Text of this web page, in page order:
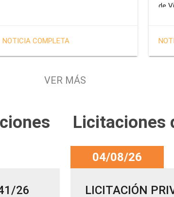
NOTICIA COMPLETA
de
VER MÁS
26
Licitaciones
04/08/26
LICITACIÓN